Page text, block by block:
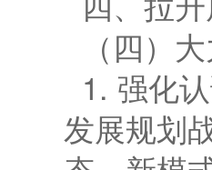
（四）
1. 强化
发展规划